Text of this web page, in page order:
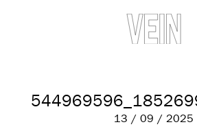
13 / 09 / 2025